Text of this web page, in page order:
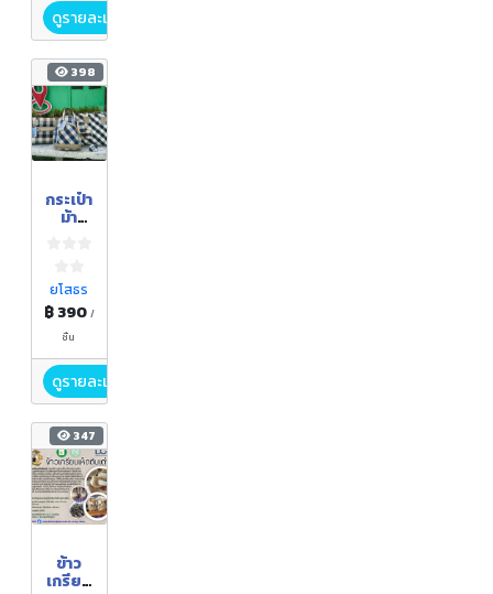
ดูรายละเอียด
398
กระเป๋า
ม้า
ยโสธร
฿ 390 /
ชิ้น
ดูรายละเอียด
347
ข้าว
เกรียบ